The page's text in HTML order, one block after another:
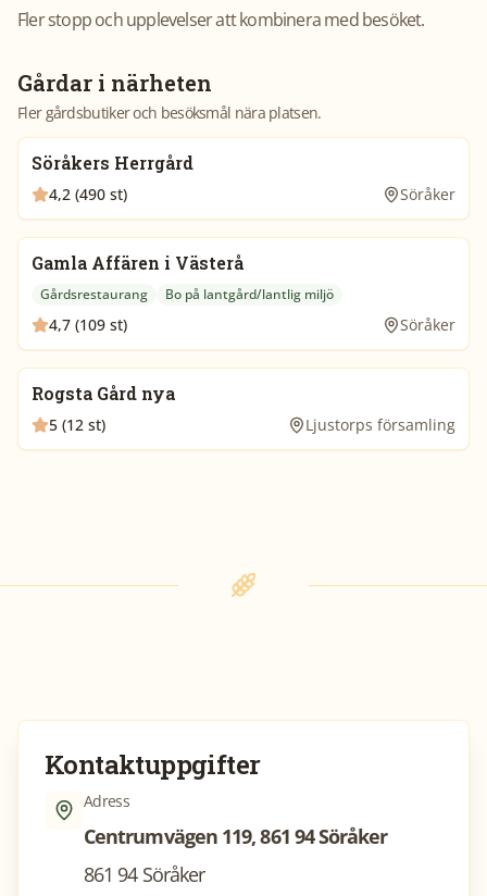
Fler stopp och upplevelser att kombinera med besöket.
Gårdar i närheten
Fler gårdsbutiker och besöksmål nära platsen.
Söråkers Herrgård
4,2 (490 st) Söråker
Gamla Affären i Västerå
Gårdsrestaurang Bo på lantgård/lantlig miljö
4,7 (109 st) Söråker
Rogsta Gård nya
5 (12 st) Ljustorps församling
Kontaktuppgifter
Adress
Centrumvägen 119, 861 94 Söråker
861 94 Söråker